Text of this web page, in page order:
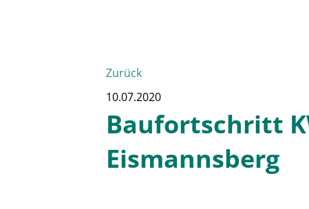
Zurück
10.07.2020
Baufortschritt
Eismannsberg